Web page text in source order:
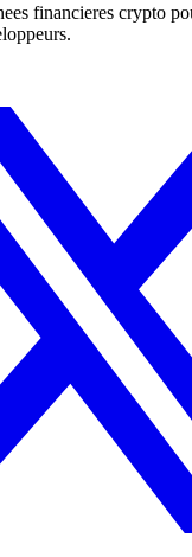
financieres crypto